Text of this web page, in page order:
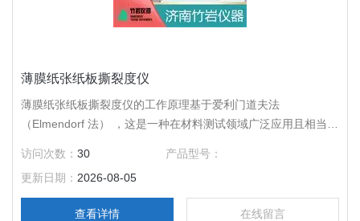
薄膜纸张纸板撕裂度仪
薄膜纸张纸板撕裂度仪的工作原理基于爱利门道夫法
（Elmendorf 法） ，这是一种在材料测试领域广泛应用且相当经
访问次数：30
产品型号：
更新日期： 2026-08-05
查看详情 在线留言